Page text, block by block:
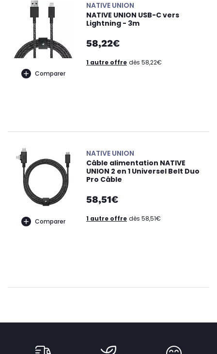
Comparer
NATIVE UNION
NATIVE UNION USB-C vers
Lightning - 3m
58,22€
1 autre offre dès 58,22€
Comparer
NATIVE UNION
Câble alimentation NATIVE
UNION 2 en 1 Universel Belt Duo
Pro Câble
58,51€
1 autre offre dès 58,51€